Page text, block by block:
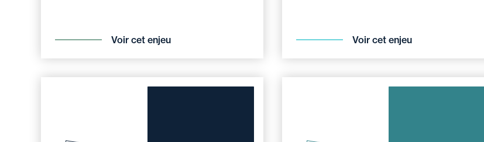
Voir cet enjeu Voir cet enjeu